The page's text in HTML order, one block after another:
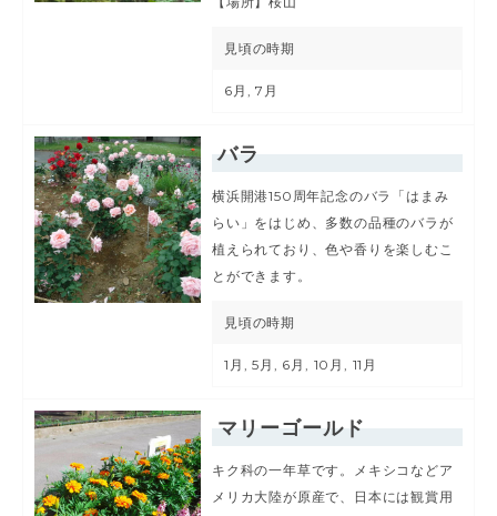
見頃の時期
6月, 7月
バラ
横浜開港150周年記念のバラ「はまみ
らい」をはじめ、多数の品種のバラが
植えられており、色や香りを楽しむこ
とができます。
見頃の時期
1月, 5月, 6月, 10月, 11月
マリーゴールド
キク科の一年草です。メキシコなどア
メリカ大陸が原産で、日本には観賞用